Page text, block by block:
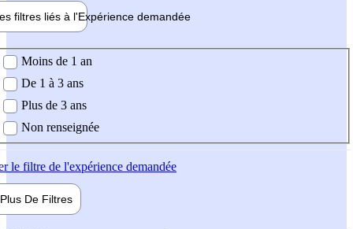
filtres liés à l'Expérience demandée
demandée
Moins de 1 an
De 1 à 3 ans
Plus de 3 ans
Non renseignée
le filtre de l'expérience demandée
Plus De Filtres